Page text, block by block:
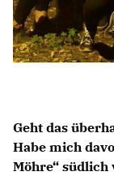
Geht das
Habe mich
Möhre“ südlich